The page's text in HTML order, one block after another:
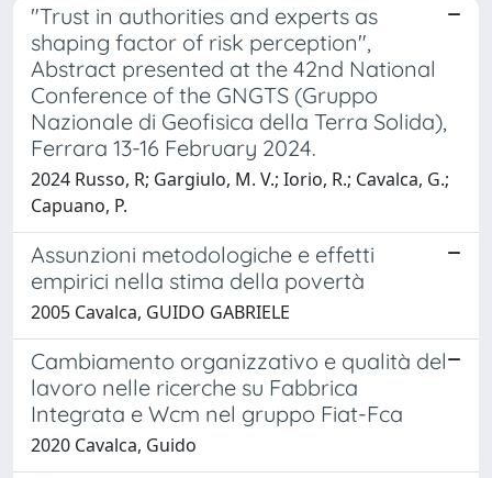
"Trust in authorities and experts as
shaping factor of risk perception",
Abstract presented at the 42nd National
Conference of the GNGTS (Gruppo
Nazionale di Geofisica della Terra Solida),
Ferrara 13-16 February 2024.
2024 Russo, R; Gargiulo, M. V.; Iorio, R.; Cavalca, G.;
Capuano, P.
Assunzioni metodologiche e effetti
empirici nella stima della povertà
2005 Cavalca, GUIDO GABRIELE
Cambiamento organizzativo e qualità del
lavoro nelle ricerche su Fabbrica
Integrata e Wcm nel gruppo Fiat-Fca
2020 Cavalca, Guido